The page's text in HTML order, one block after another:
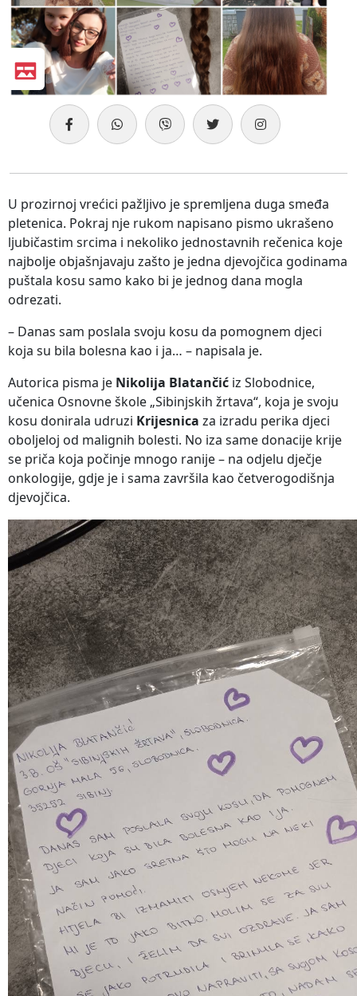
U prozirnoj vrećici pažljivo je spremljena duga smeđa
pletenica. Pokraj nje rukom napisano pismo ukrašeno
ljubičastim srcima i nekoliko jednostavnih rečenica koje
najbolje objašnjavaju zašto je jedna djevojčica godinama
puštala kosu samo kako bi je jednog dana mogla
odrezati.
– Danas sam poslala svoju kosu da pomognem djeci
koja su bila bolesna kao i ja… – napisala je.
Autorica pisma je Nikolija Blatančić iz Slobodnice,
učenica Osnovne škole „Sibinjskih žrtava“, koja je svoju
kosu donirala udruzi Krijesnica za izradu perika djeci
oboljeloj od malignih bolesti. No iza same donacije krije
se priča koja počinje mnogo ranije – na odjelu dječje
onkologije, gdje je i sama završila kao četverogodišnja
djevojčica.